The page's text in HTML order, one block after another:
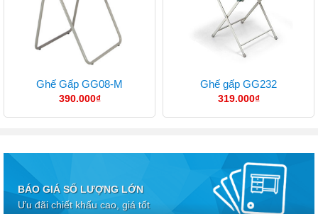
Ghế Gấp GG08-M
390.000₫
Ghế gấp GG232
319.000₫
BÁO GIÁ SỐ LƯỢNG LỚN
Ưu đãi chiết khấu cao, giá tốt